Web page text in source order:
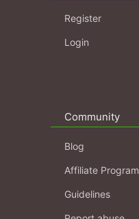
Register
Login
Community
Blog
Affiliate Program
Guidelines